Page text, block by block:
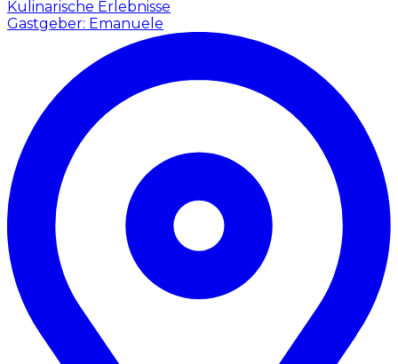
Kulinarische Erlebnisse
Gastgeber: Emanuele